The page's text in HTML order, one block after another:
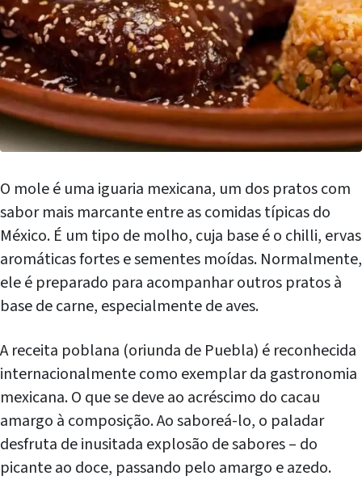
O mole é uma iguaria mexicana, um dos pratos com
sabor mais marcante entre as comidas típicas do
México. É um tipo de molho, cuja base é o chilli, ervas
aromáticas fortes e sementes moídas. Normalmente,
ele é preparado para acompanhar outros pratos à
base de carne, especialmente de aves.
A receita poblana (oriunda de Puebla) é reconhecida
internacionalmente como exemplar da gastronomia
mexicana. O que se deve ao acréscimo do cacau
amargo à composição. Ao saboreá-lo, o paladar
desfruta de inusitada explosão de sabores – do
picante ao doce, passando pelo amargo e azedo.